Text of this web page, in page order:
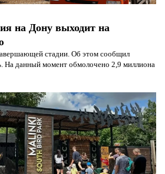
на Дону выходит на
стадии. Об этом сообщил
На данный момент обмолочено 2,9 миллиона